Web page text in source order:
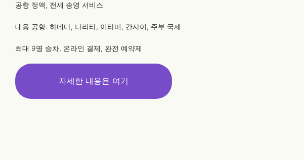
공항 정액, 전세 송영 서비스
대응 공항: 하네다, 나리타, 이타미, 간사이, 주부 국제
최대 9명 승차, 온라인 결제, 완전 예약제
자세한 내용은 여기